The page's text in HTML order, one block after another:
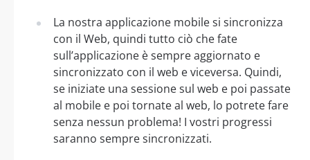
La nostra applicazione mobile si sincronizza
con il Web, quindi tutto ciò che fate
sull’applicazione è sempre aggiornato e
sincronizzato con il web e viceversa. Quindi,
se iniziate una sessione sul web e poi passate
al mobile e poi tornate al web, lo potrete fare
senza nessun problema! I vostri progressi
saranno sempre sincronizzati.